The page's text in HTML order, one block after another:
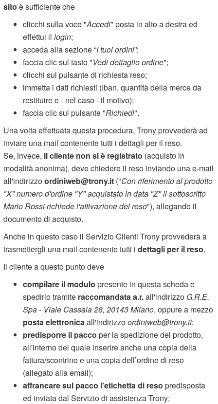
sito è sufficiente che
clicchi sulla voce "Accedi" posta in alto a destra ed
effettui illogin;
acceda alla sezione “I tuoi ordini”;
faccia clic sul tasto "Vedi dettaglio ordine";
clicchi sul pulsante di richiesta reso;
immetta i dati richiesti (Iban, quantità della merce da
restituire e - nel caso - il motivo);
faccia clic sul pulsante "Richiedi".
Una volta effettuata questa procedura, Trony provvederà ad
inviare una mail contenente tutti i dettagli per il reso.
Se, invece, il cliente non si è registrato (acquisto in
modalità anonima), deve chiedere il reso inviando una e-mail
all'indirizzoordiniweb@trony.it ("Con riferimento al prodotto
"X" numero d'ordine "Y" acquistato in data "Z" il sottoscritto
Mario Rossi richiede l'attivazione del reso"), allegando il
documento di acquisto.
Anche in questo caso il Servizio Clienti Trony provvederà a
trasmettergli una mail contenente tutti idettagli per il reso.
Il cliente a questo punto deve
compilare il modulo presente in questa scheda e
spedirlo tramite raccomandata a.r.all'indirizzo G.R.E.
Spa - Viale Cassala 28, 20143 Milano, oppure a mezzo
posta elettronica all'indirizzoordiniweb@trony.it;
predisporre il pacco per la spedizione del prodotto,
all'interno del quale inserire anche una copia della
fattura/scontrino e una copia dell’ordine di reso
(allegato alla email);
affrancare sul pacco l'etichetta di reso predisposta
ed inviata dal Servizio di assistenza Trony;